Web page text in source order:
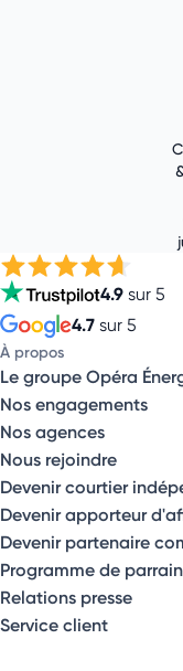
4.9 sur 5
4.7 sur 5
À propos
Le groupe Opéra
Nos engagements
Nos agences
Nous rejoindre
Devenir courtier
Devenir apporteur
Devenir partenaire
Programme de
Relations presse
Service client